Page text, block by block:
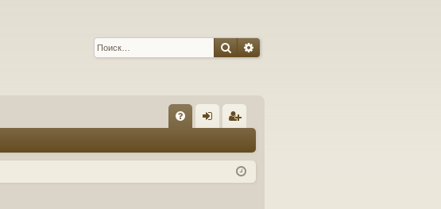
ПоискРасширенный поиск
Q д ис